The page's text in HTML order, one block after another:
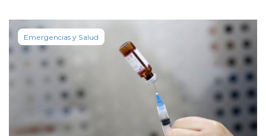
Emergencias y Salud